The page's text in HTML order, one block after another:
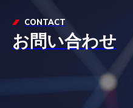
CONTACT
お問い合わせ